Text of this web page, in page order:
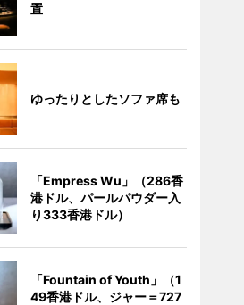
置
ゆったりとしたソファ席も
「Empress Wu」（286香
港ドル、パールパウダー入
り333香港ドル）
「Fountain of Youth」（1
49香港ドル、ジャー＝727